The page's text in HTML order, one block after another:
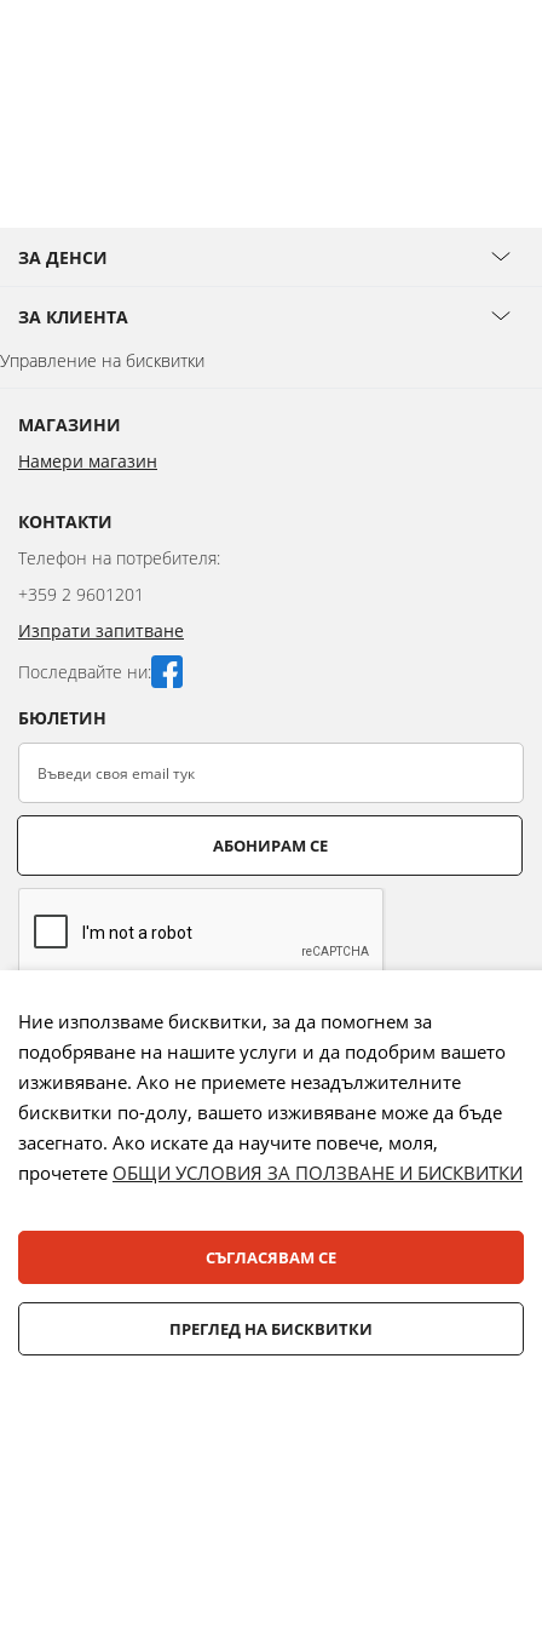
ЗА ДЕНСИ
ЗА КЛИЕНТА
Управление на бисквитки
МАГАЗИНИ
Намери магазин
КОНТАКТИ
Телефон на потребителя:
+359 2 9601201
Изпрати запитване
Последвайте ни:
БЮЛЕТИН
АБОНИРАМ СЕ
Начини на плащане:
Лизинг:
Ние използваме бисквитки, за да помогнем за
подобряване на нашите услуги и да подобрим вашето
изживяване. Ако не приемете незадължителните
бисквитки по-долу, вашето изживяване може да бъде
засегнато. Ако искате да научите повече, моля,
прочетете ОБЩИ УСЛОВИЯ ЗА ПОЛЗВАНЕ И БИСКВИТКИ
СЪГЛАСЯВАМ СЕ
ПРЕГЛЕД НА БИСКВИТКИ